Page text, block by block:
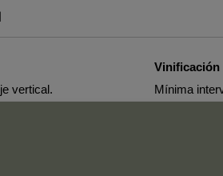
vertical.
manual.
Vinificación
Mínima